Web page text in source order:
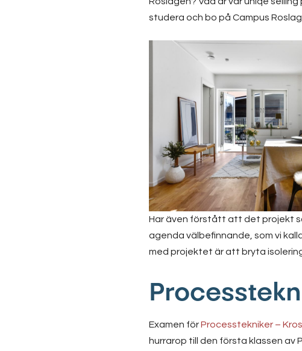
studera och bo på Campus
Har även förstått att det projekt
agenda välbefinnande, som vi
med projektet är att bryta
Examen förProcesstekniker –
hurrarop till den första klassen av